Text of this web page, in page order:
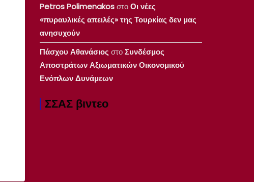
Petros PolimenakosστοΟι νέες
«πυραυλικές απειλές» της Τουρκίας δεν μας
ανησυχούν
Πάσχου Αθανάσιος στοΣυνδέσμος
Αποστράτων Αξιωματικών Οικονομικού
Ενόπλων Δυνάμεων
ΣΣΑΣ βιντεο